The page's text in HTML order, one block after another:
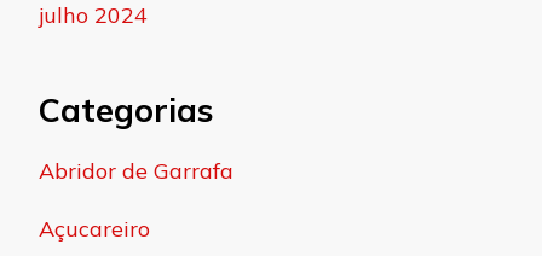
julho 2024
Categorias
Abridor de Garrafa
Açucareiro